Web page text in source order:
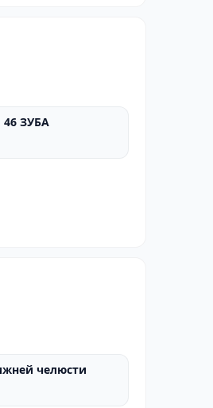
ЗУБА
ПОСЛЕ
челюсти